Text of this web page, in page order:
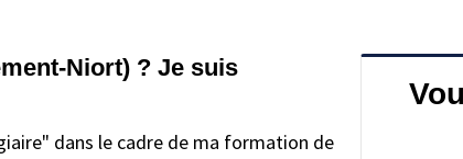
Niort) ? Je suis
dans le cadre de ma formation de